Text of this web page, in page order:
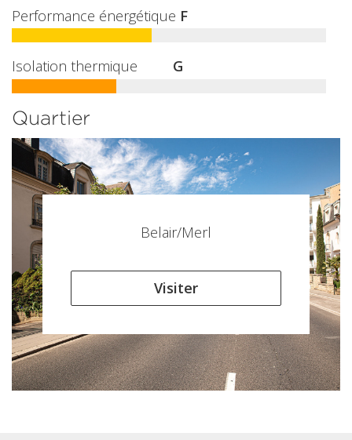
Performance énergétique F
Isolation thermique G
Quartier
Belair/Merl
Visiter